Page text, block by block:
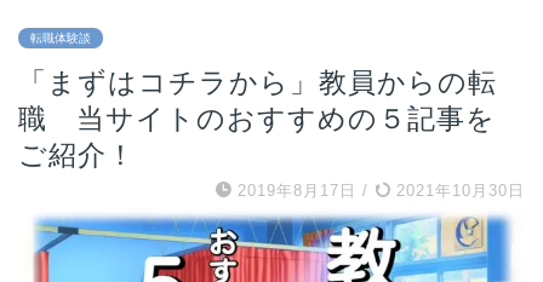
転職体験談
「まずはコチラから」教員からの転
職 当サイトのおすすめの５記事を
ご紹介！
2019年8月17日 / 2021年10月30日